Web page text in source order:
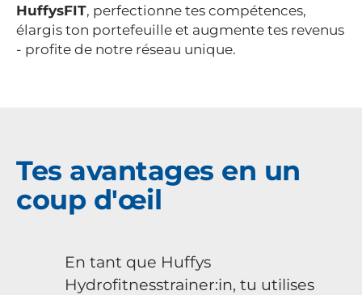
HuffysFIT, perfectionne tes compétences,
élargis ton portefeuille et augmente tes revenus
- profite de notre réseau unique.
Tes avantages en un
coup d'œil
En tant que Huffys
Hydrofitnesstrainer:in, tu utilises